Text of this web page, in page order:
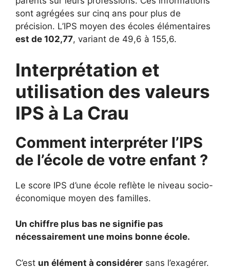
sont agrégées sur cinq ans pour plus de
précision. L’IPS moyen des écoles élémentaires
est de 102,77, variant de 49,6 à 155,6.
Interprétation et
utilisation des valeurs
IPS à La Crau
Comment interpréter l’IPS
de l’école de votre enfant ?
Le score IPS d’une école reflète le niveau socio-
économique moyen des familles.
Un chiffre plus bas ne signifie pas
nécessairement une moins bonne école.
C’est un élément à considérer sans l’exagérer.